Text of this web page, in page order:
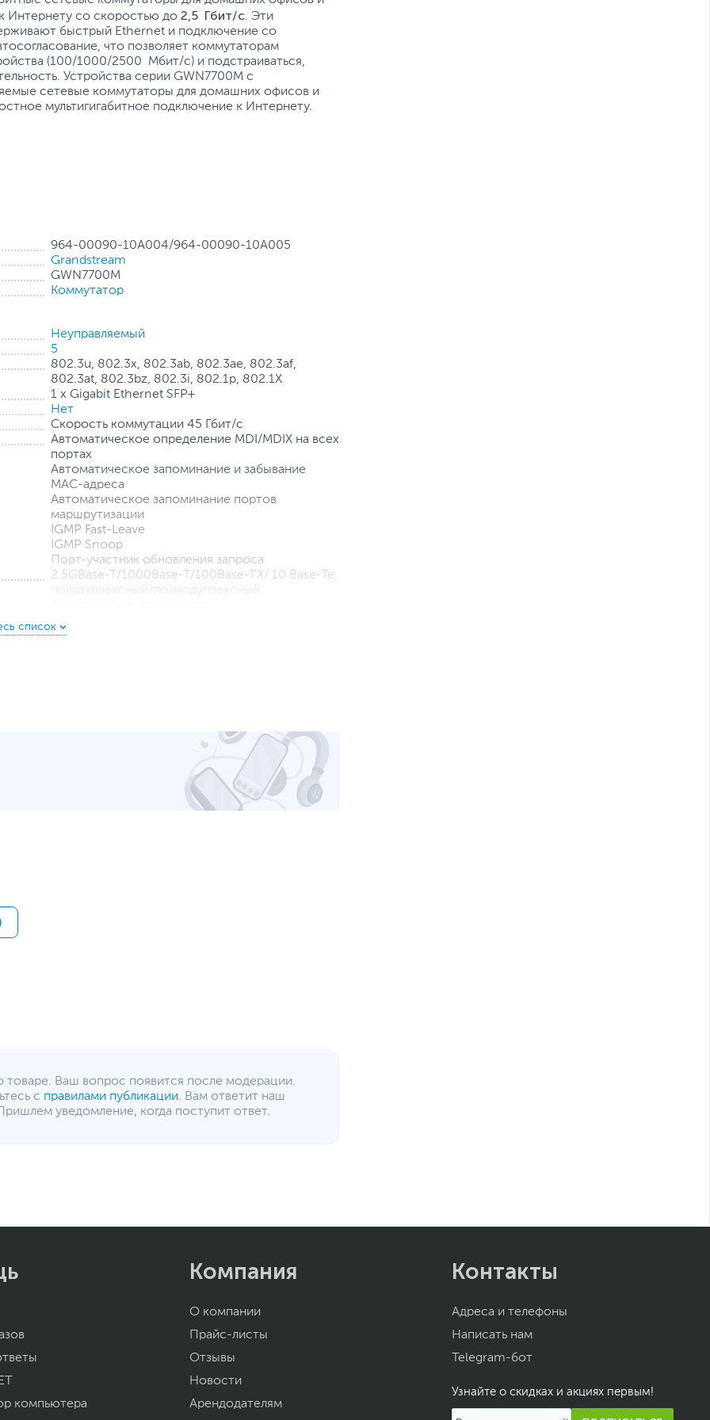
Интернету со скоростью до 2,5 Гбит/с. Эти
быстрый Ethernet и подключение со
что позволяет коммутаторам
(100/1000/2500 Мбит/с) и подстраиваться,
Устройства серии GWN7700M с
сетевые коммутаторы для домашних офисов и
мультигигабитное подключение к Интернету.
964-00090-10A004/964-00090-10A005
Grandstream
GWN7700M
Коммутатор
Неуправляемый
5
802.3u, 802.3x, 802.3ab, 802.3ae, 802.3af,
802.3at, 802.3bz, 802.3i, 802.1р, 802.1X
1 х Gigabit Ethernet SFP+
Нет
Скорость коммутации 45 Гбит/с
Автоматическое определение MDI/MDIX на всех
портах
Автоматическое запоминание и забывание
MAC-адреса
Автоматическое запоминание портов
маршрутизации
IGMP Fast-Leave
IGMP Snoop
Порт-участник обновления запроса
2.5GBase-T/1000Base-T/100Base-TX/ 10 Base-Te,
полудуплексный/полнодуплексный
7
приоритетом при перегрузке
Приоритет от порта 4 до порта 1
выделите текст с ошибкой и нажмите Ctrl+Enter.
отличаться от указанных или могут быть изменены производителем
товаре. Ваш вопрос появится после модерации.
с правилами публикации. Вам ответит наш
уведомление, когда поступит ответ.
компьютера
Компания
О компании
Прайс-листы
Отзывы
Новости
Арендодателям
Контакты
Адреса и телефоны
Написать нам
Telegram-бот
Узнайте о скидках и акциях первым!